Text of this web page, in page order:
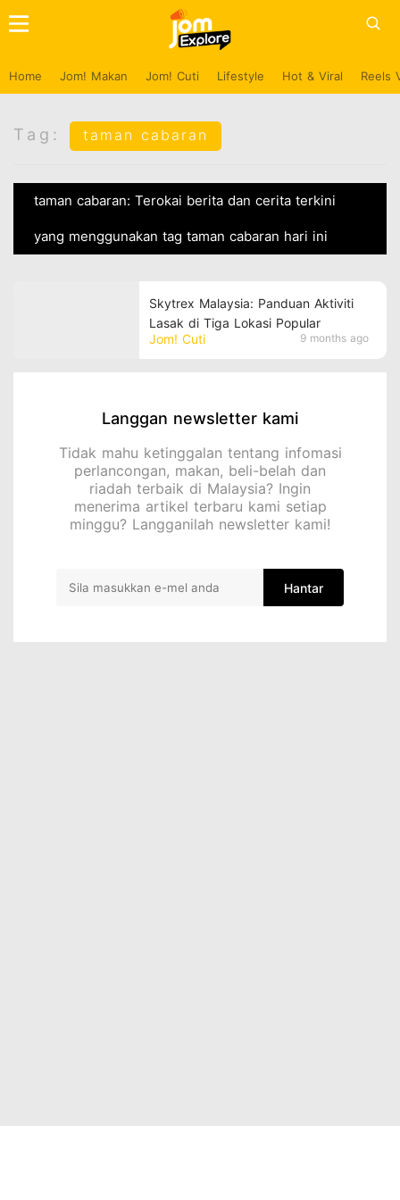
Home Jom! Makan Jom! Cuti Lifestyle Hot & Viral Reels
Tag: taman cabaran
taman cabaran: Terokai berita dan cerita terkini
yang menggunakan tag taman cabaran hari ini
Jom! Cuti 9 months ago
Skytrex Malaysia: Panduan Aktiviti
Lasak di Tiga Lokasi Popular
Langgan newsletter kami
Tidak mahu ketinggalan tentang infomasi
perlancongan, makan, beli-belah dan
riadah terbaik di Malaysia? Ingin
menerima artikel terbaru kami setiap
minggu? Langganilah newsletter kami!
Hantar